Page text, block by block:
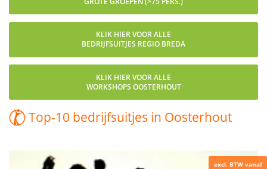
KLIK HIER VOOR ALLE
BEDRIJFSUITJES REGIO BREDA
KLIK HIER VOOR ALLE
WORKSHOPS OOSTERHOUT
Top-10 bedrijfsuitjes in Oosterhout
excl. BTW vanaf